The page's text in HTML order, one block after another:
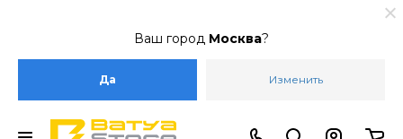
Ваш город Москва?
Да Изменить